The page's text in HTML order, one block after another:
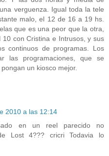
verguenza. Igual toda la tele
malo, el 12 de 16 a 19 hs.
que es una peor que la otra,
con Cristina e Intrusos, y sus
continuos de programas. Los
las programaciones, que se
un kiosco mejor.
2010 a las 12:14
en un reel parecido no
Lost 4??? cricri Todavia lo